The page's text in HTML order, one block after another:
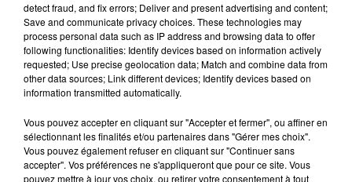
4 août 2026
Tiny Desk invite Charlie Puth pour une
live session solaire
4 août 2026
Ariana Grande prendra une pause après
sa tournée mondiale
detect fraud, and fix errors; Deliver and present advertising and content;
Save and communicate privacy choices. These technologies may
process personal data such as IP address and browsing data to offer
following functionalities: Identify devices based on information actively
requested; Use precise geolocation data; Match and combine data from
other data sources; Link different devices; Identify devices based on
information transmitted automatically.
Vous pouvez accepter en cliquant sur "Accepter et fermer", ou affiner en
sélectionnant les finalités et/ou partenaires dans "Gérer mes choix".
Vous pouvez également refuser en cliquant sur "Continuer sans
accepter". Vos préférences ne s'appliqueront que pour ce site. Vous
pouvez mettre à jour vos choix, ou retirer votre consentement à tout